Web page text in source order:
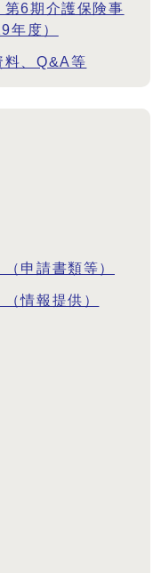
6期介護保険事
年度）
料、Q&A等
申請書類等）
情報提供）